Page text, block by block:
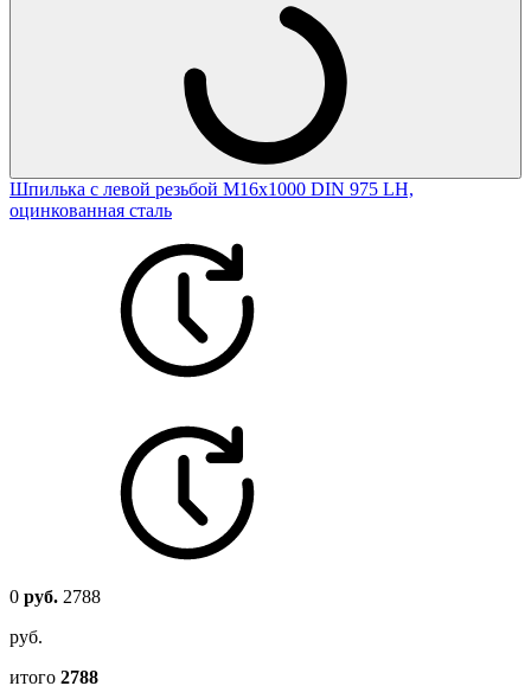
Шпилька с левой резьбой М16х1000 DIN 975 LH,
оцинкованная сталь
0 руб. 2788
руб.
итого 2788